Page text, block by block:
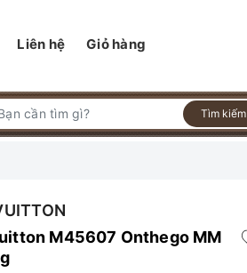
Liên hệ Giỏ hàng
Tìm kiếm
M45607 Onthego MM